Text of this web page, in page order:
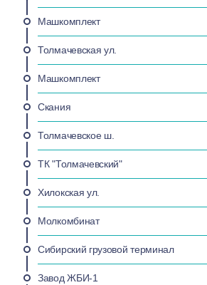
Машкомплект
Толмачевская ул.
Машкомплект
Скания
Толмачевское ш.
ТК "Толмачевский"
Хилокская ул.
Молкомбинат
Сибирский грузовой терминал
Завод ЖБИ-1